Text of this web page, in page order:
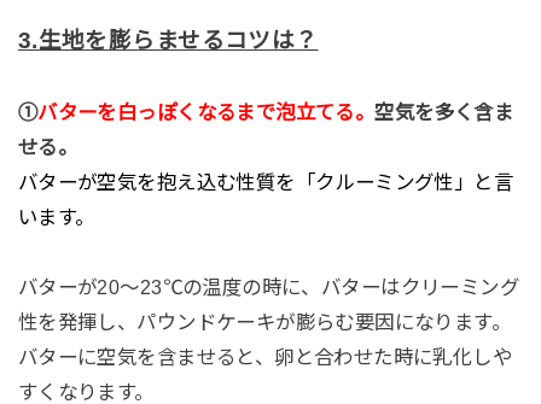
3.生地を膨らませるコツは？
①バターを白っぽくなるまで泡立てる。空気を多く含ま
せる。
バターが空気を抱え込む性質を「クルーミング性」と言
います。
バターが20～23℃の温度の時に、バターはクリーミング
性を発揮し、パウンドケーキが膨らむ要因になります。
バターに空気を含ませると、卵と合わせた時に乳化しや
すくなります。